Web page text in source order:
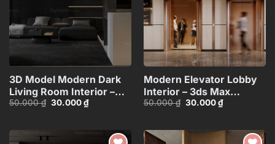
3D Model Modern Dark
Living Room Interior –
3ds Max_1116298822 CR
50.000₫ Giá
30.000₫Giá
hiện
30.000 ₫.
Modern Elevator Lobby
Interior – 3ds Max
Model_115957160
50.000₫ Giá
30.000₫Giá
hiện
30.000 ₫.